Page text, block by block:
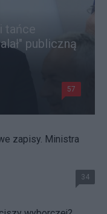
tańce
publiczną
57
zapisy. Ministra
34